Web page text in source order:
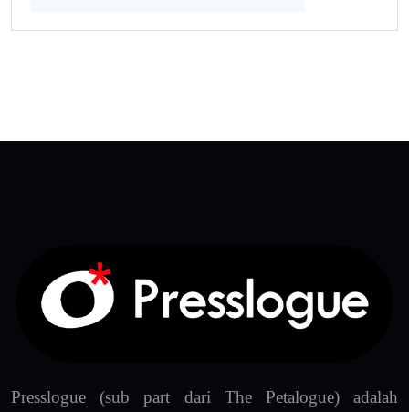
Presslogue (sub part dari The Petalogue) adalah